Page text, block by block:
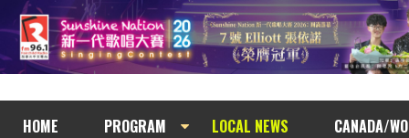
HOME PROGRAM LOCAL NEWS
CANADA/